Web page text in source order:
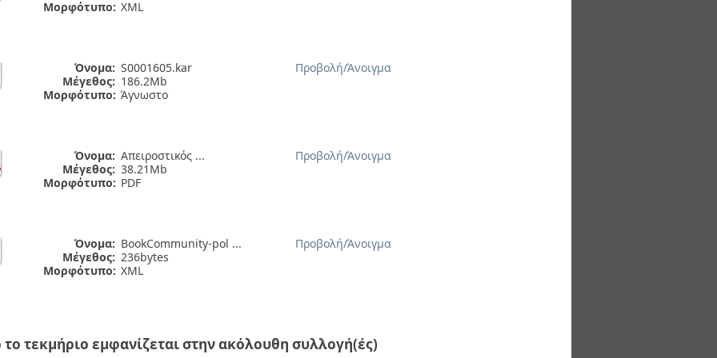
Μορφότυπο: XML
Όνομα: S0001605.kar
Μέγεθος: 186.2Mb
Μορφότυπο: Άγνωστο
Προβολή/Άνοιγμα
Όνομα: Απειροστικός ...
Μέγεθος: 38.21Mb
Μορφότυπο: PDF
Προβολή/Άνοιγμα
Όνομα: BookCommunity-pol ...
Μέγεθος: 236bytes
Μορφότυπο: XML
Προβολή/Άνοιγμα
το τεκμήριο εμφανίζεται στην ακόλουθη συλλογή(ές)